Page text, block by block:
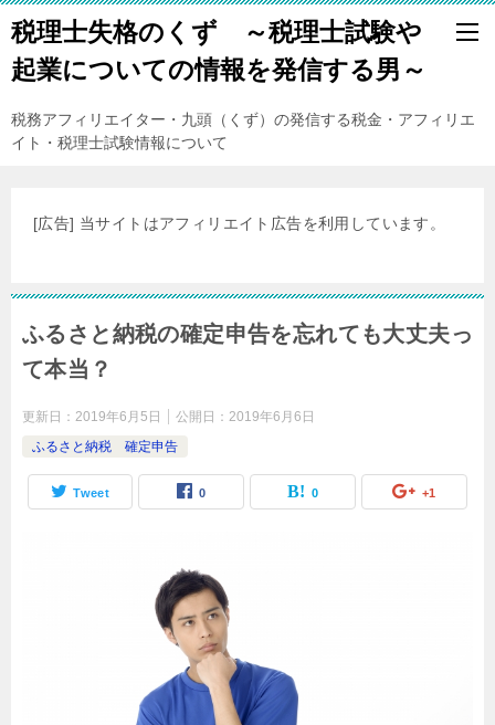
税理士失格のくず ～税理士試験や
起業についての情報を発信する男～
税務アフィリエイター・九頭（くず）の発信する税金・アフィリエ
イト・税理士試験情報について
[広告] 当サイトはアフィリエイト広告を利用しています。
ふるさと納税の確定申告を忘れても大丈夫っ
て本当？
更新日： 2019年6月5日 公開日： 2019年6月6日
ふるさと納税 確定申告
Tweet 0 0 +1